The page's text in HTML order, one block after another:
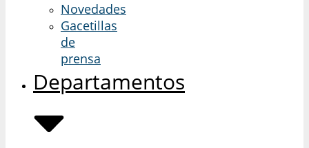
Novedades
Gacetillas
de
prensa
Departamentos